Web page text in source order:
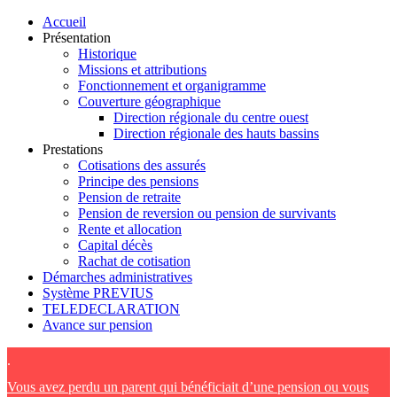
Accueil
Présentation
Historique
Missions et attributions
Fonctionnement et organigramme
Couverture géographique
Direction régionale du centre ouest
Direction régionale des hauts bassins
Prestations
Cotisations des assurés
Principe des pensions
Pension de retraite
Pension de reversion ou pension de survivants
Rente et allocation
Capital décès
Rachat de cotisation
Démarches administratives
Système PREVIUS
TELEDECLARATION
Avance sur pension
.
Vous avez perdu un parent qui bénéficiait d’une pension ou vous